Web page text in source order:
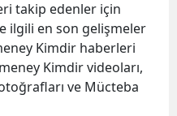
Artvin
Aydın
Balıkesir
takip edenler için
ilgili en son gelişmeler
Kimdir haberleri
Kimdir videoları,
ve Mücteba